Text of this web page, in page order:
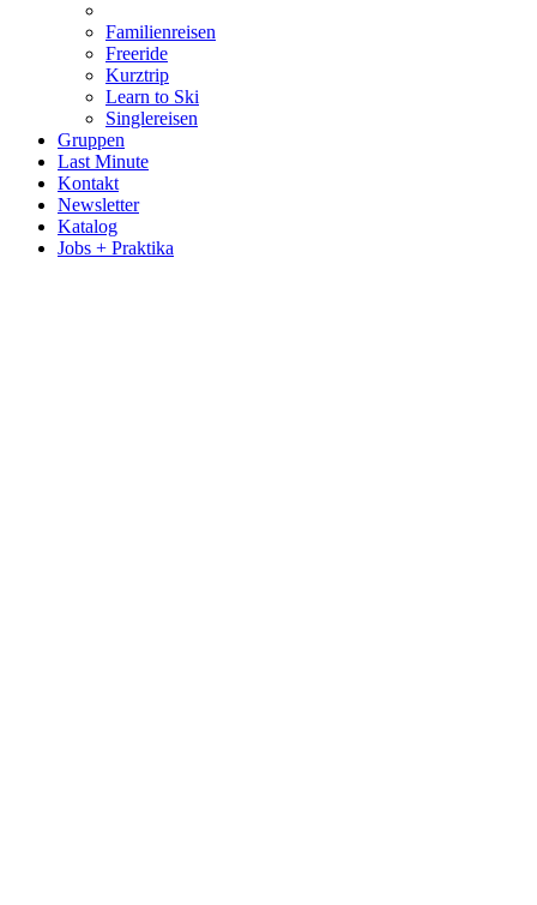
Familienreisen
Freeride
Kurztrip
Learn to Ski
Singlereisen
Gruppen
Last Minute
Kontakt
Newsletter
Katalog
Jobs + Praktika